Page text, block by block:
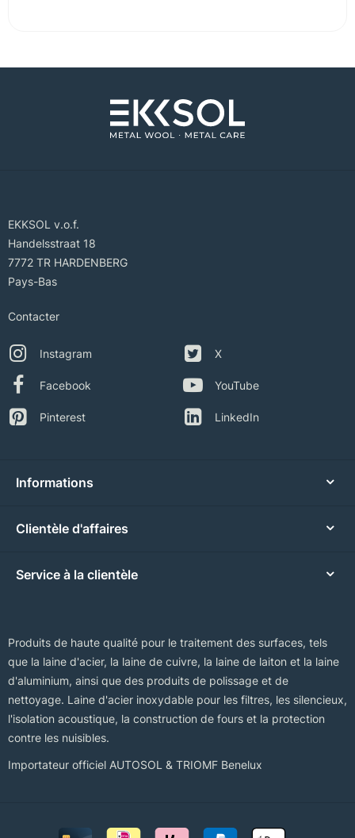
EKKSOL v.o.f.
Handelsstraat 18
7772 TR HARDENBERG
Pays-Bas
Contacter
Instagram
Facebook
Pinterest
X
YouTube
LinkedIn
Informations
Clientèle d'affaires
Service à la clientèle
Produits de haute qualité pour le traitement des surfaces, tels
que la laine d'acier, la laine de cuivre, la laine de laiton et la laine
d'aluminium, ainsi que des produits de polissage et de
nettoyage. Laine d'acier inoxydable pour les filtres, les silencieux,
l'isolation acoustique, la construction de fours et la protection
contre les nuisibles.
Importateur officiel AUTOSOL & TRIOMF Benelux